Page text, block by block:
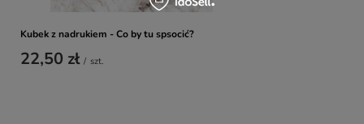
Kubek z nadrukiem - Co by tu spsocić?
22,50 zł / szt.